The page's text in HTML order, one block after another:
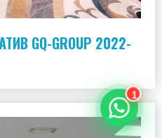
GQ-GROUP 2022-